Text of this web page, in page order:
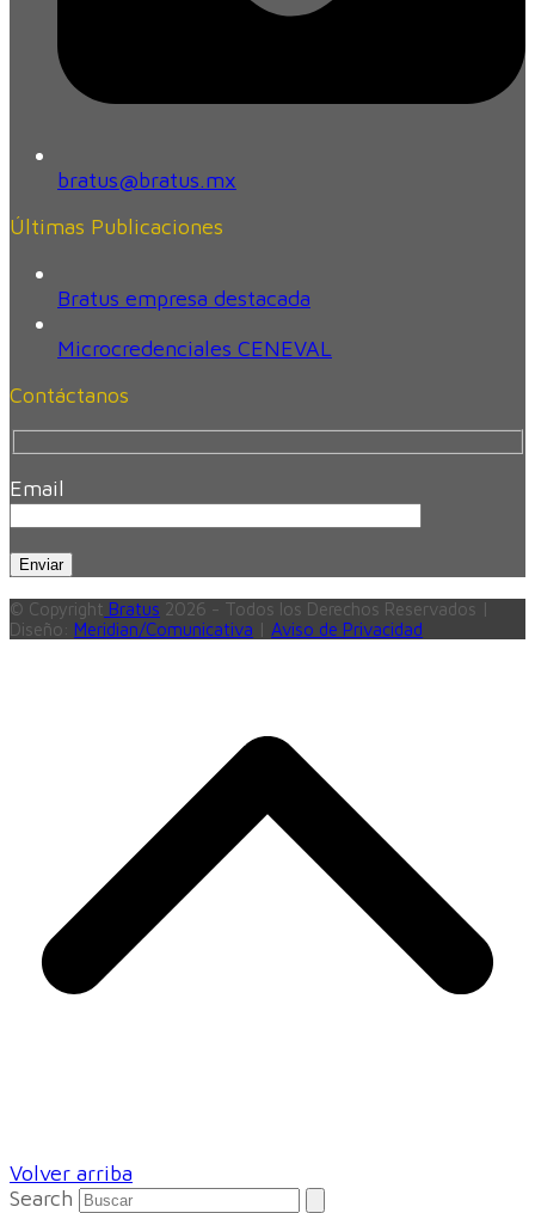
bratus@bratus.mx
Últimas Publicaciones
Bratus empresa destacada
Microcredenciales CENEVAL
Contáctanos
Email
© Copyright Bratus 2026 - Todos los Derechos Reservados |
Diseño: Meridian/Comunicativa | Aviso de Privacidad
Volver arriba
Search